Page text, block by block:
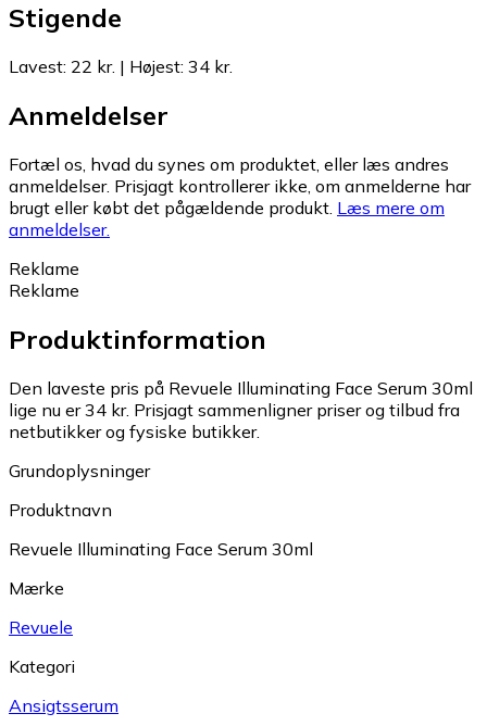
Stigende
Lavest: 22 kr. | Højest: 34 kr.
Anmeldelser
Fortæl os, hvad du synes om produktet, eller læs andres
anmeldelser. Prisjagt kontrollerer ikke, om anmelderne har
brugt eller købt det pågældende produkt. Læs mere om
anmeldelser.
Reklame
Reklame
Produktinformation
Den laveste pris på Revuele Illuminating Face Serum 30ml
lige nu er 34 kr. Prisjagt sammenligner priser og tilbud fra
netbutikker og fysiske butikker.
Grundoplysninger
Produktnavn
Revuele Illuminating Face Serum 30ml
Mærke
Revuele
Kategori
Ansigtsserum